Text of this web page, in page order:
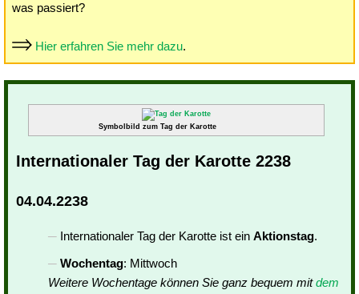
was passiert?
Hier erfahren Sie mehr dazu.
Symbolbild zum Tag der Karotte
Internationaler Tag der Karotte 2238
04.04.2238
Internationaler Tag der Karotte ist ein Aktionstag.
Wochentag: Mittwoch
Weitere Wochentage können Sie ganz bequem mitdem